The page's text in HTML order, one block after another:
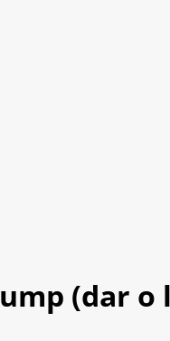
(dar o